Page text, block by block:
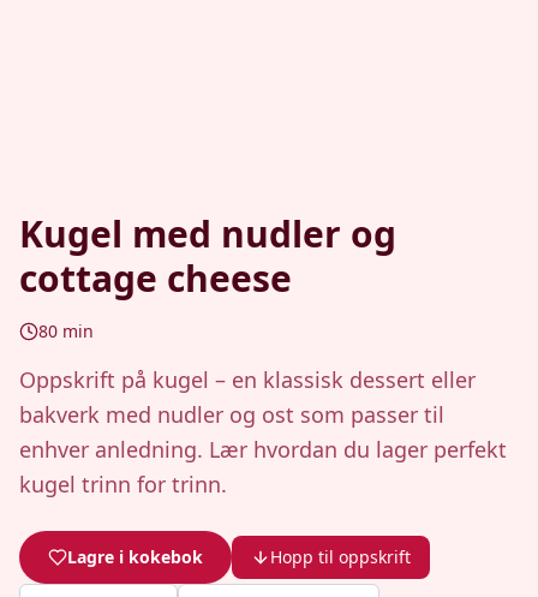
Kugel med nudler og
cottage cheese
80 min
Oppskrift på kugel – en klassisk dessert eller
bakverk med nudler og ost som passer til
enhver anledning. Lær hvordan du lager perfekt
kugel trinn for trinn.
Lagre i kokebok Hopp til oppskrift